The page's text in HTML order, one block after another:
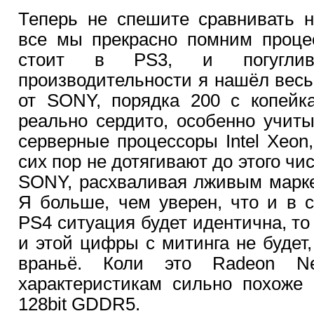
Теперь не спешите сравнивать
все мы прекрасно помним
стоит в PS3, и
производительности я нашёл
от SONY, порядка 200 с
реально сердито, особенно
серверные процессоры Intel
сих пор не дотягивают до этого
SONY, расхваливая лживым
Я больше, чем уверен, что и в
PS4 ситуация будет идентична,
и этой цифры с митинга не
враньё. Коли это Radeon
характеристикам сильно
128bit GDDR5.